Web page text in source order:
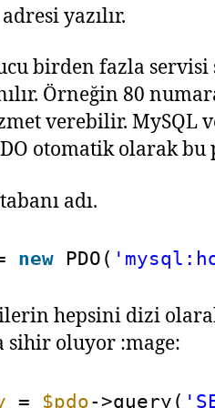
yazılır.
birden fazla
Örneğin 80
verebilir. MySQL
otomatik olarak bu
adı.
new PDO(
hepsini dizi
sihir oluyor :mage:
= $pdo->query(